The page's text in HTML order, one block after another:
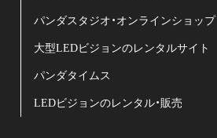
パンダスタジオ・オンラインショップ
大型LEDビジョンのレンタルサイト
パンダタイムス
LEDビジョンのレンタル・販売